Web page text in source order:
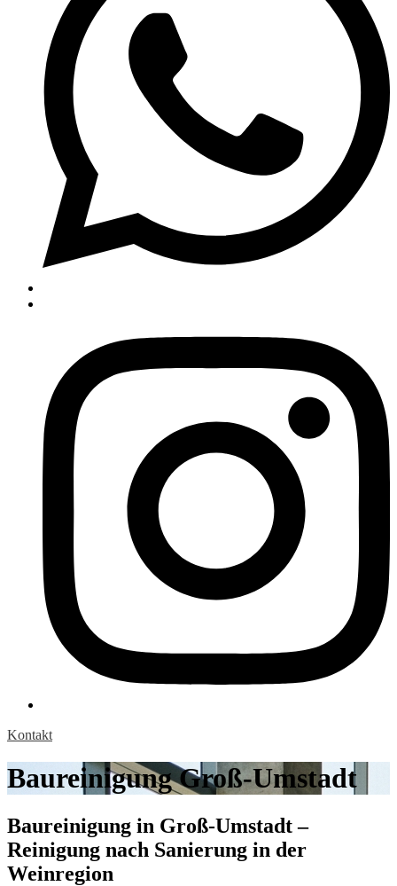
Kontakt
Baureinigung Groß-Umstadt
Baureinigung in Groß-Umstadt –
Reinigung nach Sanierung in der
Weinregion